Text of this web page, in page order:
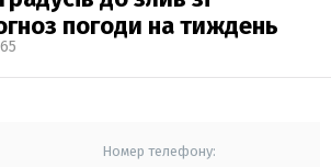
погоди на тиждень
Номер телефону: